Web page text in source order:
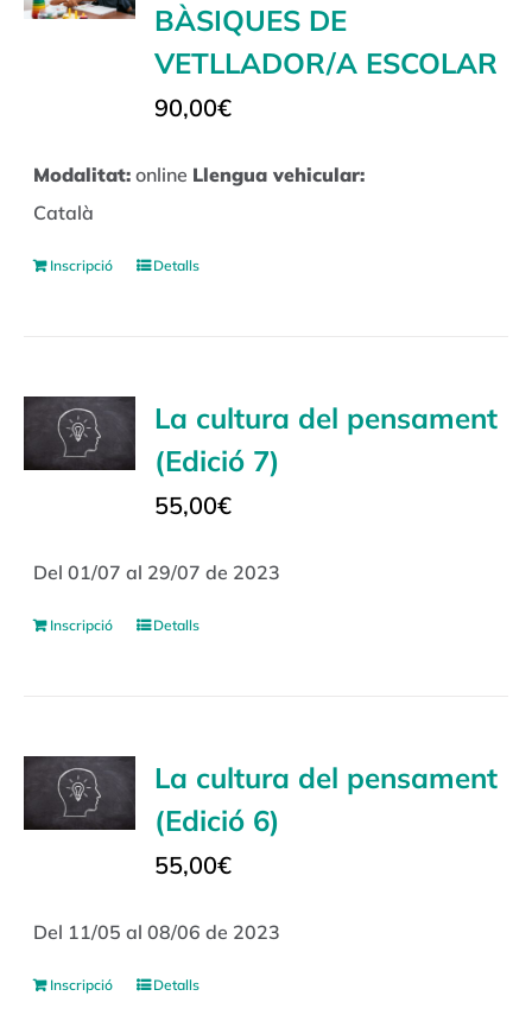
BÀSIQUES DE
VETLLADOR/A ESCOLAR
90,00€
Modalitat: online Llengua vehicular:
Català
Inscripció Detalls
La cultura del pensament
(Edició 7)
55,00€
Del 01/07 al 29/07 de 2023
Inscripció Detalls
La cultura del pensament
(Edició 6)
55,00€
Del 11/05 al 08/06 de 2023
Inscripció Detalls